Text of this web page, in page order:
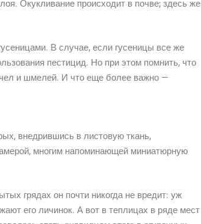
Окукливание происходит в почве; здесь же
В случае, если гусеницы все же
пестицид. Но при этом помнить, что
и шмелей. И что еще более важно —
внедрившись в листовую ткань,
многим напоминающей миниатюрную
грядах он почти никогда не вредит: уж
его личинок. А вот в теплицах в ряде мест